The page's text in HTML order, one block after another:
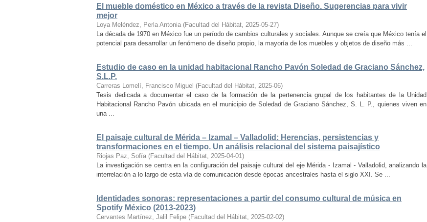
El mueble doméstico en México a través de la revista Diseño. Sugerencias para vivir
mejor
Loya Meléndez, Perla Antonia (Facultad del Hábitat, 2025-05-27)
La década de 1970 en México fue un período de cambios culturales y sociales. Aunque se creía que México tenía el
potencial para desarrollar un fenómeno de diseño propio, la mayoría de los muebles y objetos de diseño más ...
Estudio de caso en la unidad habitacional Rancho Pavón Soledad de Graciano Sánchez,
S.L.P.
Carreras Lomelí, Francisco Miguel (Facultad del Hábitat, 2025-06)
Tesis dedicada a documentar el caso de la formación de la pertenencia grupal de los habitantes de la Unidad
Habitacional Rancho Pavón ubicada en el municipio de Soledad de Graciano Sánchez, S. L. P., quienes viven en
una ...
El paisaje cultural de Mérida – Izamal – Valladolid: Herencias, persistencias y
transformaciones en el tiempo. Un análisis relacional del sistema paisajístico
Riojas Paz, Sofía (Facultad del Hábitat, 2025-04-01)
La investigación se centra en la configuración del paisaje cultural del eje Mérida - Izamal - Valladolid, analizando la
interrelación a lo largo de esta vía de comunicación desde épocas ancestrales hasta el siglo XXI. Se ...
Identidades sonoras: representaciones a partir del consumo cultural de música en
Spotify México (2013-2023)
Cervantes Martínez, Jalil Felipe (Facultad del Hábitat, 2025-02-02)